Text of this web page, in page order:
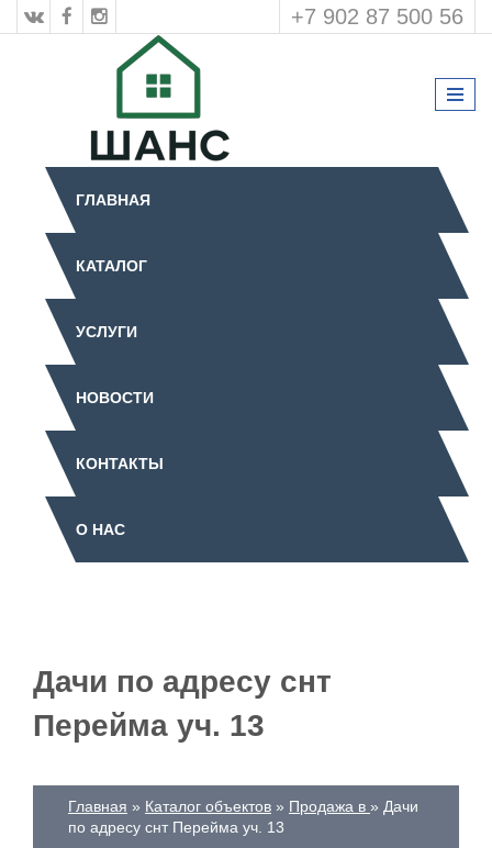
+7 902 87 500 56
ГЛАВНАЯ
КАТАЛОГ
УСЛУГИ
НОВОСТИ
КОНТАКТЫ
О НАС
Дачи по адресу снт
Перейма уч. 13
Главная Каталог объектов Продажа в
Дачи
по адресу снт Перейма уч. 13